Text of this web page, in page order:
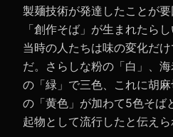
製麺技術が発達したことが
「創作そば」が生まれたら
当時の人たちは味の変化だ
だ。さらしな粉の「白」、
の「緑」で三色、これに胡
の「黄色」が加わて5色そば
起物として流行したと伝えら